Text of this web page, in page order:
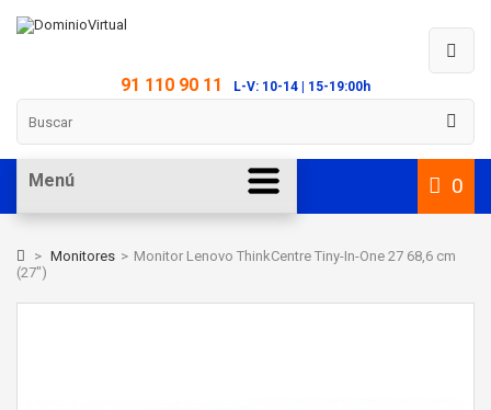
91 110 90 11 L-V: 10-14 | 15-19:00h
0
Menú
> Monitores > Monitor Lenovo ThinkCentre Tiny-In-One 27 68,6 cm
(27")